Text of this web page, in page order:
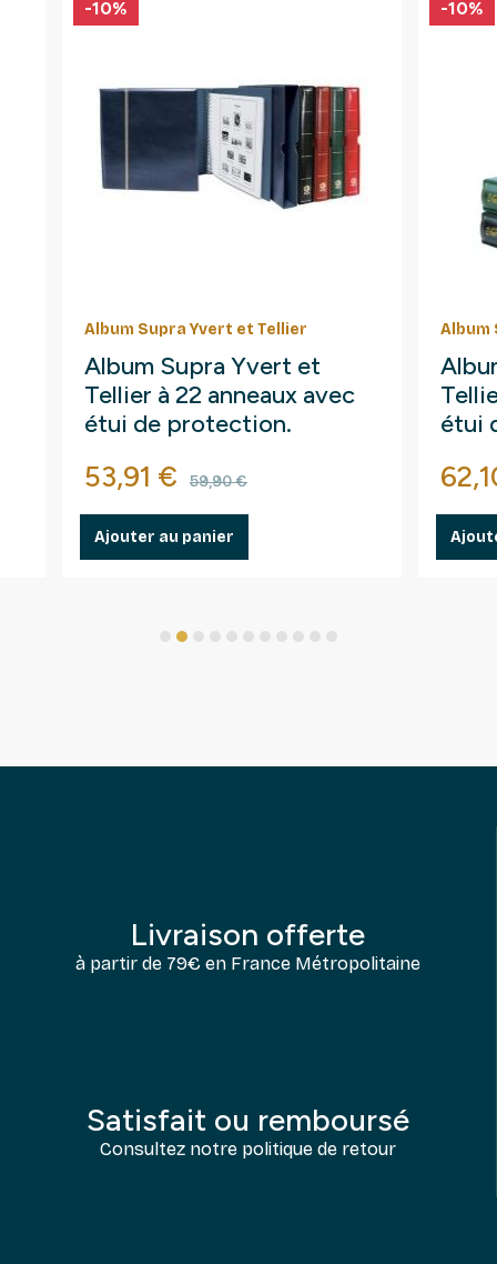
Album Supra Yvert et Tellier
Album Supra Yvert et
Tellier à 22 anneaux avec
étui de protection.
Prix
53,91 € Prix de base
59,90 €
-10%
Ajouter au panier
Album
étui
Prix
-10%
Livraison offerte
à partir de 79€ en France Métropolitaine
Satisfait ou remboursé
Consultez notre politique de retour